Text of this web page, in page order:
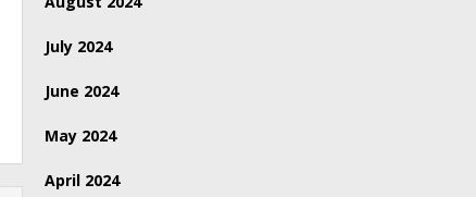
July 2024
June 2024
May 2024
April 2024